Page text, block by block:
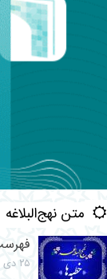
متن نهج‌البلاغه
۲۵ دی ۱۳۹۵